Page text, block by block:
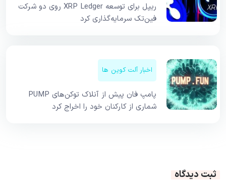
ریپل برای توسعه XRP Ledger روی دو شرکت
فین‌تک سرمایه‌گذاری کرد
اخبار آلت کوین ها
پامپ فان پیش از آنلاک توکن‌های PUMP
شماری از کارکنان خود را اخراج کرد
ثبت دیدگاه